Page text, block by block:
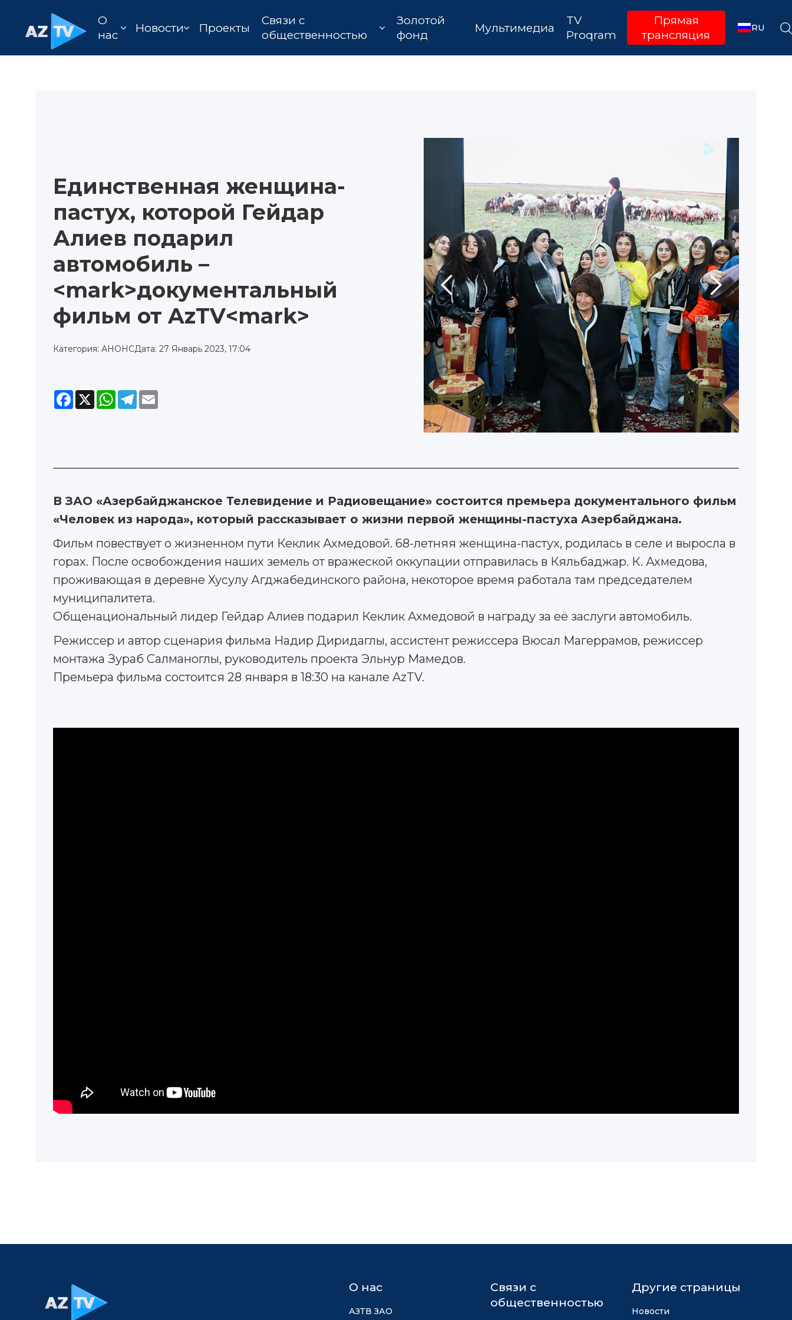
О
нас
Новости Проекты
Связи с
общественностью
Золотой
фонд
Мультимедиа
TV
Proqram
Прямая
трансляция
RU
Единственная женщина-
пастух, которой Гейдар
Алиев подарил
автомобиль –
<mark>документальный
фильм от AzTV<mark>
Категория: АНОНСДата: 27 Январь 2023, 17:04
Facebook
X WhatsApp
Telegram
В ЗАО «Азербайджанское Телевидение и Радиовещание» состоится премьера документального фильм
«Человек из народа», который рассказывает о жизни первой женщины-пастуха Азербайджана.
Фильм повествует о жизненном пути Кеклик Ахмедовой. 68-летняя женщина-пастух, родилась в селе и выросла в
горах. После освобождения наших земель от вражеской оккупации отправилась в Кяльбаджар. К. Ахмедова,
проживающая в деревне Хусулу Агджабединского района, некоторое время работала там председателем
муниципалитета.
Общенациональный лидер Гейдар Алиев подарил Кеклик Ахмедовой в награду за её заслуги автомобиль.
Режиссер и автор сценария фильма Надир Диридаглы, ассистент режиссера Вюсал Магеррамов, режиссер
монтажа Зураб Салманоглы, руководитель проекта Эльнур Мамедов.
Премьера фильма состоится 28 января в 18:30 на канале AzTV.
О нас
АЗТВ ЗАО
Связи с
общественностью
Другие страницы
Новости